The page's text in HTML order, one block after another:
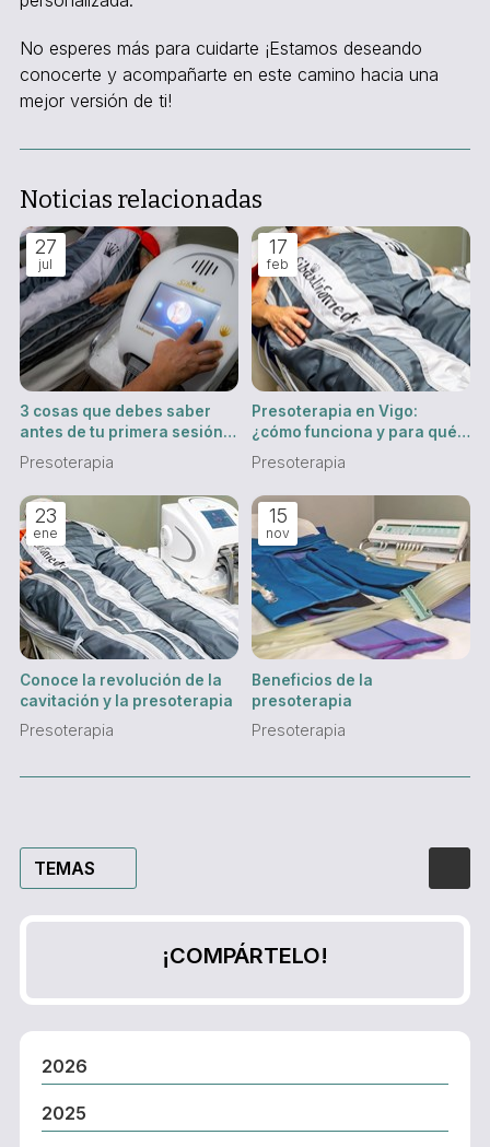
TEMAS
No esperes más para cuidarte ¡Estamos deseando
conocerte y acompañarte en este camino hacia una
mejor versión de ti!
Noticias relacionadas
27
jul
3 cosas que debes saber
antes de tu primera sesión
de presoterapia en Vigo
Presoterapia
17
feb
Presoterapia en Vigo:
¿cómo funciona y para qué
problemas es ideal?
Presoterapia
23
ene
Conoce la revolución de la
cavitación y la presoterapia
Presoterapia
15
nov
Beneficios de la
presoterapia
Presoterapia
¡COMPÁRTELO!
2026
2025